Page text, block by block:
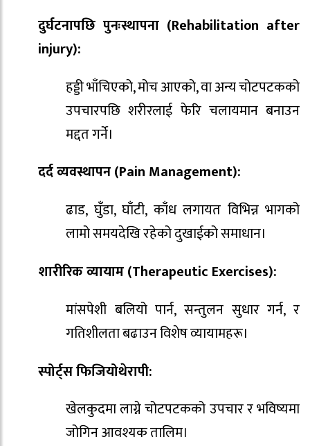
दुर्घटनापछि पुनःस्थापना (Rehabilitation after
injury):
हड्डी भाँचिएको, मोच आएको, वा अन्य चोटपटकको
उपचारपछि शरीरलाई फेरि चलायमान बनाउन
मद्दत गर्ने।
दर्द व्यवस्थापन (Pain Management):
ढाड, घुँडा, घाँटी, काँध लगायत विभिन्न भागको
लामो समयदेखि रहेको दुखाईको समाधान।
शारीरिक व्यायाम (Therapeutic Exercises):
मांसपेशी बलियो पार्न, सन्तुलन सुधार गर्न, र
गतिशीलता बढाउन विशेष व्यायामहरू।
स्पोर्ट्स फिजियोथेरापी:
खेलकुदमा लाग्ने चोटपटकको उपचार र भविष्यमा
जोगिन आवश्यक तालिम।